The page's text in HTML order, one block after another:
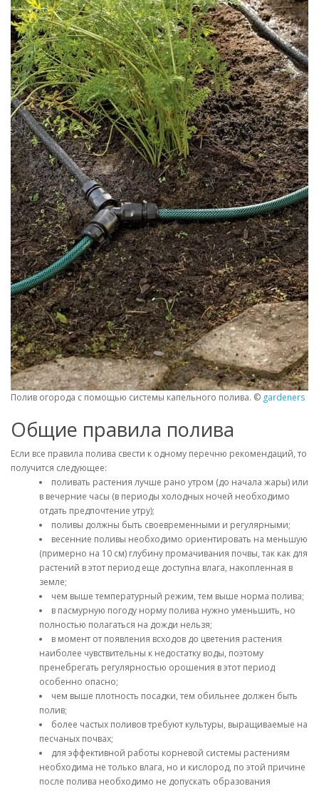
Полив огорода с помощью системы капельного полива. © gardeners
Общие правила полива
Если все правила полива свести к одному перечню рекомендаций, то
получится следующее:
поливать растения лучше рано утром (до начала жары) или
в вечерние часы (в периоды холодных ночей необходимо
отдать предпочтение утру);
поливы должны быть своевременными и регулярными;
весенние поливы необходимо ориентировать на меньшую
(примерно на 10 см) глубину промачивания почвы, так как для
растений в этот период еще доступна влага, накопленная в
земле;
чем выше температурный режим, тем выше норма полива;
в пасмурную погоду норму полива нужно уменьшить, но
полностью полагаться на дожди нельзя;
в момент от появления всходов до цветения растения
наиболее чувствительны к недостатку воды, поэтому
пренебрегать регулярностью орошения в этот период
особенно опасно;
чем выше плотность посадки, тем обильнее должен быть
полив;
более частых поливов требуют культуры, выращиваемые на
песчаных почвах;
для эффективной работы корневой системы растениям
необходима не только влага, но и кислород, по этой причине
после полива необходимо не допускать образования